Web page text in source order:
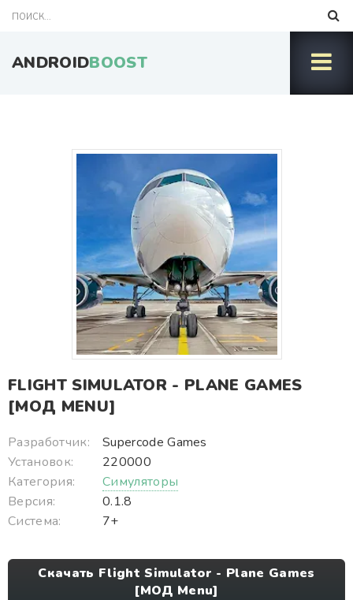
ANDROIDBOOST
FLIGHT SIMULATOR - PLANE GAMES
[МОД MENU]
Разработчик:
Supercode Games
Установок:
220000
Категория:
Симуляторы
Версия:
0.1.8
Система:
7+
Скачать Flight Simulator - Plane Games
[МОД Menu]